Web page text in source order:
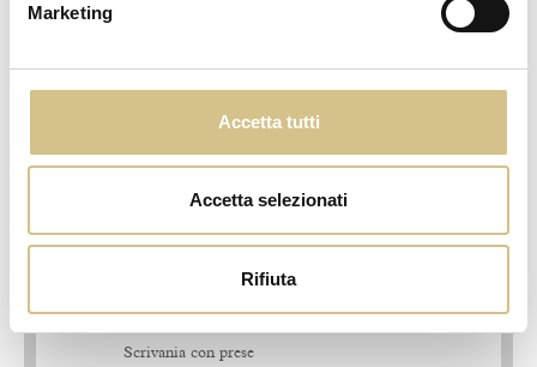
Marketing
Accetta tutti
Accetta selezionati
Rifiuta
Asciugacapelli
Specchio full size
Cabina Armadio
Scrivania con prese